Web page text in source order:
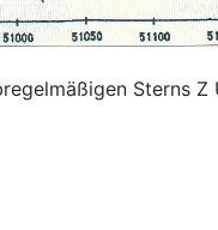
Sterns Z